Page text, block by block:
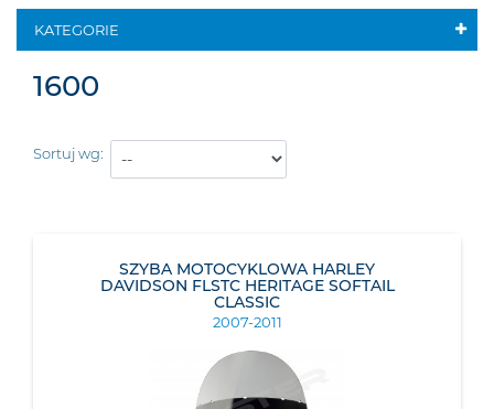
KATEGORIE
1600
Sortuj wg:
SZYBA MOTOCYKLOWA HARLEY
DAVIDSON FLSTC HERITAGE SOFTAIL
CLASSIC
2007-2011